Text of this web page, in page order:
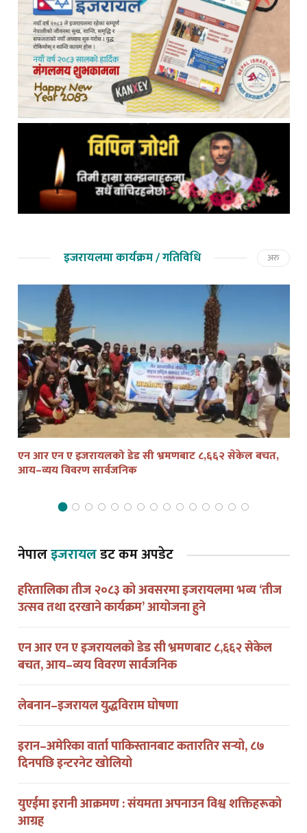
इजरायलमा कार्यक्रम / गतिविधि अरु
एन आर एन ए इजरायलको डेड सी भ्रमणबाट ८,६६२ सेकेल बचत,
आय–व्यय विवरण सार्वजनिक
नेपालइजरायलडट कम अपडेट
हरितालिका तीज २०८३ को अवसरमा इजरायलमा भव्य ‘तीज
उत्सव तथा दरखाने कार्यक्रम’ आयोजना हुने
एन आर एन ए इजरायलको डेड सी भ्रमणबाट ८,६६२ सेकेल
बचत, आय–व्यय विवरण सार्वजनिक
लेबनान–इजरायल युद्धविराम घोषणा
इरान–अमेरिका वार्ता पाकिस्तानबाट कतारतिर सर्‍यो, ८७
दिनपछि इन्टरनेट खोलियो
युएईमा इरानी आक्रमण : संयमता अपनाउन विश्व शक्तिहरूको
आग्रह